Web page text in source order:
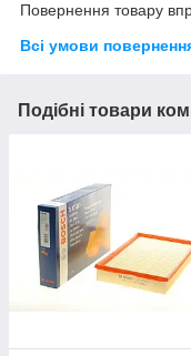
Повернення товару
Всі умови
Подібні товари